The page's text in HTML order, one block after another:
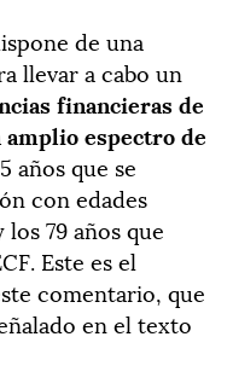
de una
llevar a cabo un
financieras de
amplio espectro de
años que se
con edades
79 años que
Este es el
comentario, que
en el texto